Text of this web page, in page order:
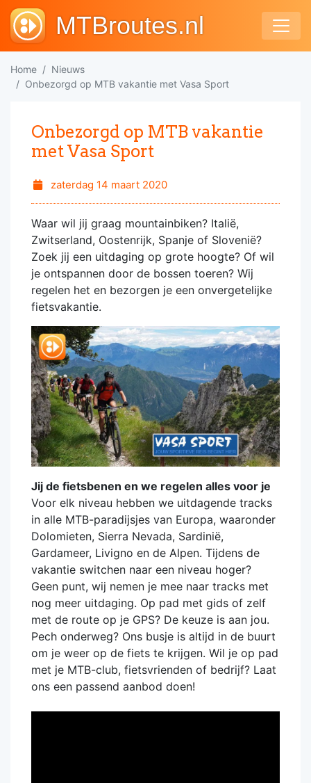
MTBroutes.nl
Home
Nieuws
Onbezorgd op MTB vakantie met Vasa Sport
Onbezorgd op MTB vakantie
met Vasa Sport
zaterdag 14 maart 2020
Waar wil jij graag mountainbiken? Italië,
Zwitserland, Oostenrijk, Spanje of Slovenië?
Zoek jij een uitdaging op grote hoogte? Of wil
je ontspannen door de bossen toeren? Wij
regelen het en bezorgen je een onvergetelijke
fietsvakantie.
Jij de fietsbenen en we regelen alles voor je
Voor elk niveau hebben we uitdagende tracks
in alle MTB-paradijsjes van Europa, waaronder
Dolomieten, Sierra Nevada, Sardinië,
Gardameer, Livigno en de Alpen. Tijdens de
vakantie switchen naar een niveau hoger?
Geen punt, wij nemen je mee naar tracks met
nog meer uitdaging. Op pad met gids of zelf
met de route op je GPS? De keuze is aan jou.
Pech onderweg? Ons busje is altijd in de buurt
om je weer op de fiets te krijgen. Wil je op pad
met je MTB-club, fietsvrienden of bedrijf? Laat
ons een passend aanbod doen!